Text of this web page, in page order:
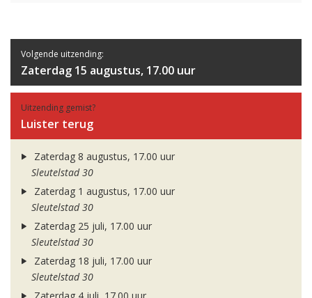
Volgende uitzending:
Zaterdag 15 augustus, 17.00 uur
Uitzending gemist?
Luister terug
Zaterdag 8 augustus, 17.00 uur
Sleutelstad 30
Zaterdag 1 augustus, 17.00 uur
Sleutelstad 30
Zaterdag 25 juli, 17.00 uur
Sleutelstad 30
Zaterdag 18 juli, 17.00 uur
Sleutelstad 30